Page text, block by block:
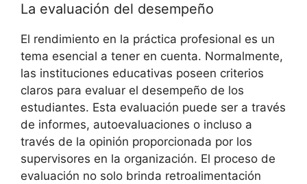
La evaluación del desempeño
El rendimiento en⁤ la práctica⁣ profesional es un
tema esencial a tener en cuenta. Normalmente,
las‍ instituciones educativas poseen criterios
claros para ‌evaluar ⁤el desempeño de‌ los
estudiantes. Esta evaluación puede ser ⁢a​ través
de informes, autoevaluaciones o incluso a⁤
través de la opinión‌ proporcionada por‍ los⁣
supervisores​ en la organización. El proceso​ de
⁢evaluación no solo‍ brinda retroalimentación